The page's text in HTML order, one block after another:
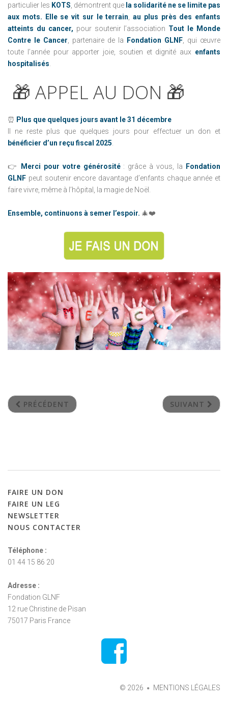
particulier les KOTS , démontrent que la solidarité ne se limite pas
aux mots. Elle se vit sur le terrain
au plus près des enfants
atteints du cancer, pour soutenir l’association Tout le Monde
Contre le Cancer , partenaire de la Fondation GLNF , qui œuvre
toute l’année pour apporter joie, soutien et dignité aux enfants
hospitalisés
🎁 APPEL AU DON 🎁
⏰ Plus que quelques jours avant le 31 décembre
Il ne reste plus que quelques jours pour effectuer un don et
bénéficier d’un reçu fiscal 2025
👉 Merci pour votre générosité: grâce à vous, la Fondation
GLNF peut soutenir encore davantage d’enfants chaque année et
faire vivre, même à l’hôpital, la magie de Noël.
Ensemble, continuons à semer l’espoir. 🎄❤️
PRÉCÉDENT SUIVANT
FAIRE UN DON
FAIRE UN LEG
NEWSLETTER
NOUS CONTACTER
Téléphone :
01 44 15 86 20
Adresse :
Fondation GLNF
12 rue Christine de Pisan
75017 Paris France
© 2026 MENTIONS LÉGALES